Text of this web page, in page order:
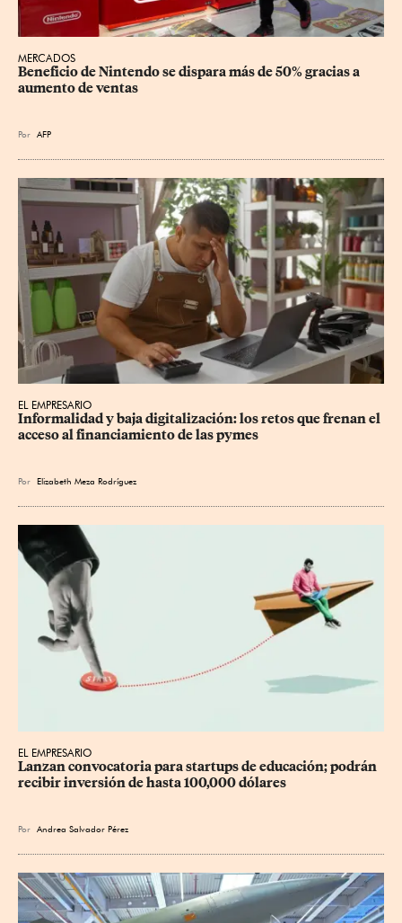
MERCADOS
Beneficio de Nintendo se dispara más de 50% gracias a
aumento de ventas
Por AFP
EL EMPRESARIO
Informalidad y baja digitalización: los retos que frenan el
acceso al financiamiento de las pymes
Por Elizabeth Meza Rodríguez
EL EMPRESARIO
Lanzan convocatoria para startups de educación; podrán
recibir inversión de hasta 100,000 dólares
Por Andrea Salvador Pérez